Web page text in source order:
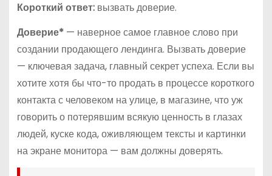
Короткий ответ:вызвать доверие.
Доверие* — наверное самое главное слово при
создании продающего лендинга. Вызвать доверие
— ключевая задача, главный секрет успеха. Если вы
хотите хотя бы что-то продать в процессе короткого
контакта с человеком на улице, в магазине, что уж
говорить о потерявшим всякую ценность в глазах
людей, куске кода, оживляющем тексты и картинки
на экране монитора — вам должны доверять.